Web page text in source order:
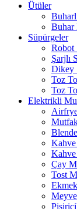
Ütüler
Buhar
Süpürgeler
Robot
Şarjlı
Dikey
Toz
Toz
Elektrikli
Çay
Tost
Meyve